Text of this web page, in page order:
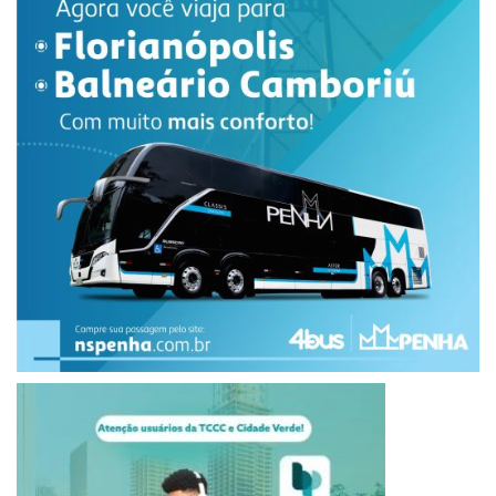
O corpo de jurados era técnico e muito respeitado,
trazendo grandes nomes como a renomada dermatologista
Dra. Gabriela Camargo, a especialista em estética Dra.
Fátima Carriel, o maquiador do SBT Ale Savat, e a talentosa
coreógrafa do Ballet do Ratinho Amanda Vieira. Também
participaram do corpo de jurados a empresária Luana Aye, o
fotógrafo Saymon Dalazen e a campeã do concurso em
2023, Cacau Moraes.
O evento foi uma verdadeira celebração da beleza e da
paixão pelo futebol, onde as musas brilharam e mostraram
o motivo de serem as representantes de seus clubes. Mais
um ano de sucesso para o Musa do Brasileirão, que
promete continuar encantando e elevando o nível da
competição nas próximas edições! As inscrições para a
edição 2025 já estão abertas pelo site